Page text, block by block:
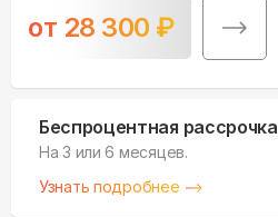
от 28 300 ₽
Беспроцентная рассрочка
На 3 или 6 месяцев.
Узнать подробнее